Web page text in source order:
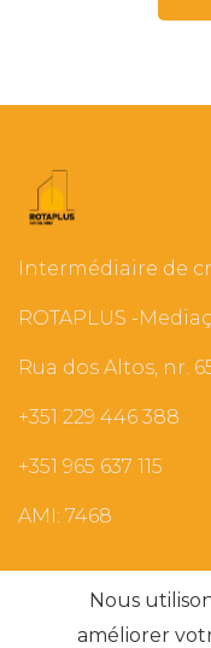
Intermédiaire de
ROTAPLUS -
Rua dos Altos, nr.
+351 229 446 388
+351 965 637 115
AMI: 7468
Recherches les
Nous
améliorer